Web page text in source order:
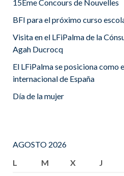
15Ème Concours de Nouvelles
BFI para el próximo curso
Visita en el LFiPalma de la
Agah Ducrocq
El LFiPalma se posiciona como
internacional de España
Día de la mujer
AGOSTO 2026
L
M X J